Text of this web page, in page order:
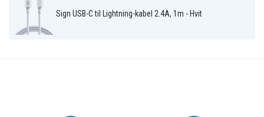
Sign USB-C til Lightning-kabel 2.4A, 1m - Hvit